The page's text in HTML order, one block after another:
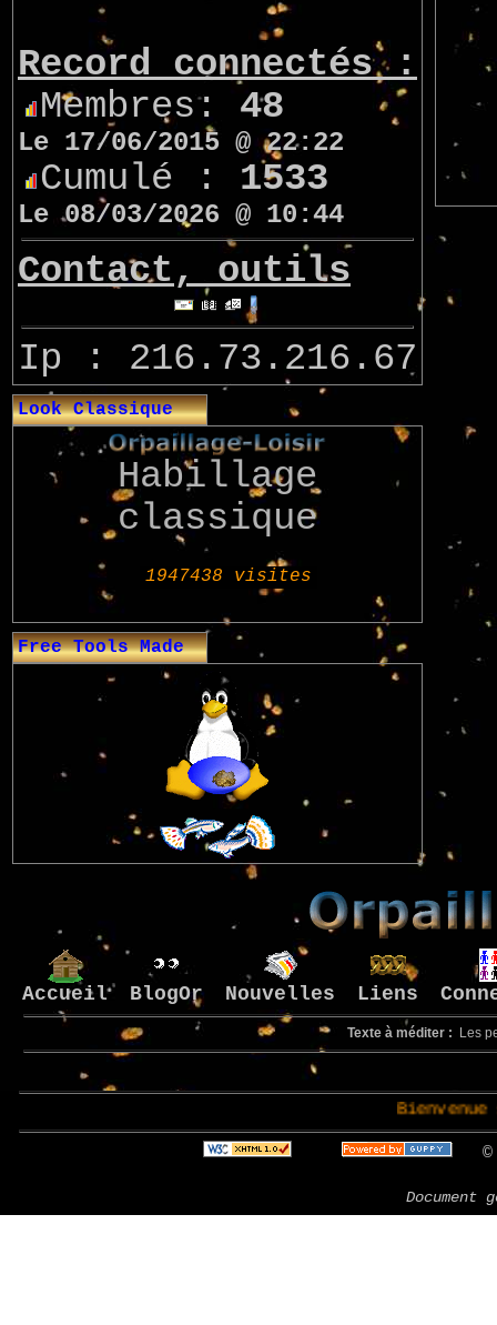
Record connectés :
Membres: 48
Le 17/06/2015 @ 22:22
Cumulé : 1533
Le 08/03/2026 @ 10:44
Contact, outils
Ip : 216.73.216.67
Look Classique
Habillage
classique
Free Tools Made
Accueil BlogOr Nouvelles Liens
Texte à méditer : Les
Bienvenue sur
©
Document